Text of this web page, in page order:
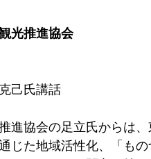
光推進協会
己氏講話
進協会の足立氏からは
じた地域活性化、「も